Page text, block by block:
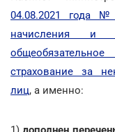
04.08.2021 года
начисления и
страхование за
лиц, а именно: